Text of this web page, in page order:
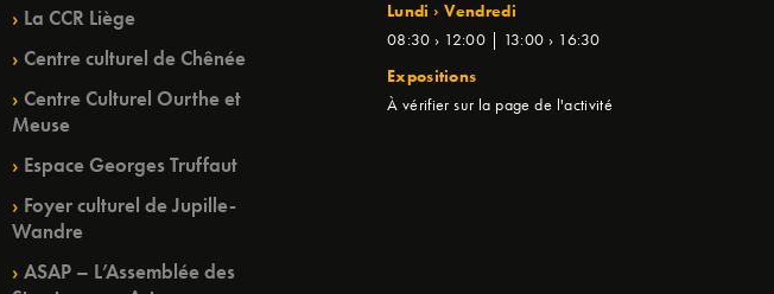
La CCR Liège
Centre culturel de Chênée
Centre Culturel Ourthe et
Meuse
Espace Georges Truffaut
Foyer culturel de Jupille-
Wandre
ASAP – L’Assemblée des
Lundi › Vendredi
08:30 › 12:00 | 13:00 › 16:30
Expositions
À vérifier sur la page de l'activité